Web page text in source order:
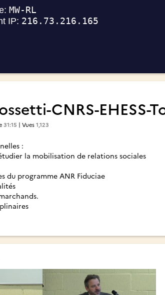
CNRS-EHESS-
31:15 | Vues 1,123
:
la mobilisation de relations sociales
du programme ANR Fiduciae